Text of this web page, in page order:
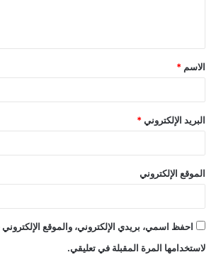
الاسم *
البريد الإلكتروني *
الموقع الإلكتروني
احفظ اسمي، بريدي الإلكتروني، والموقع
لاستخدامها المرة المقبلة في تعليقي.